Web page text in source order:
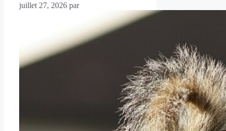
juillet 27, 2026 par